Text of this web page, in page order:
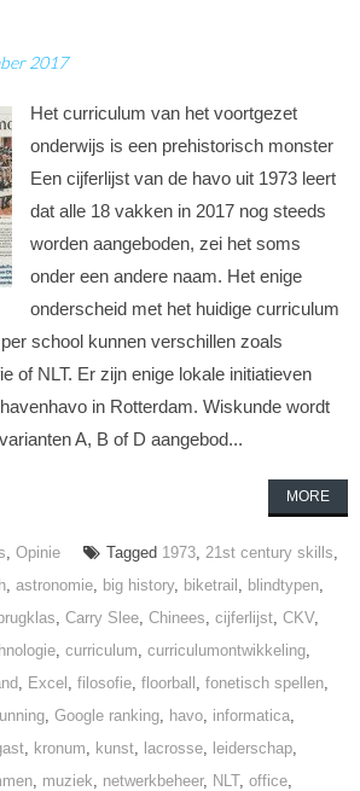
2017
Het curriculum van het voortgezet
onderwijs is een prehistorisch monster
Een cijferlijst van de havo uit 1973 leert
dat alle 18 vakken in 2017 nog steeds
worden aangeboden, zei het soms
onder een andere naam. Het enige
onderscheid met het huidige curriculum
school kunnen verschillen zoals
of NLT. Er zijn enige lokale initiatieven
in Rotterdam. Wiskunde wordt
A, B of D aangebod...
MORE
, Opinie Tagged 1973, 21st century skills,
, astronomie, big history, biketrail , blindtypen,
brugklas, Carry Slee, Chinees, cijferlijst, CKV,
, curriculum, curriculumontwikkeling,
, Excel , filosofie, floorball , fonetisch spellen,
, Google ranking, havo, informatica,
, kronum, kunst, lacrosse, leiderschap,
, muziek, netwerkbeheer, NLT, office,